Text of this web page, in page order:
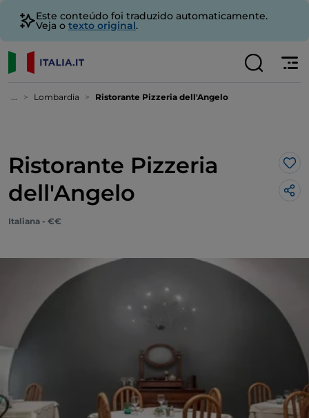
Este conteúdo foi traduzido automaticamente.
Veja o texto original.
... Lombardia Ristorante Pizzeria dell'Angelo
Ristorante Pizzeria
dell'Angelo
Italiana - €€